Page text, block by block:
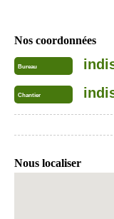
Nos coordonnées
Bureau
Chantier
Nous localiser